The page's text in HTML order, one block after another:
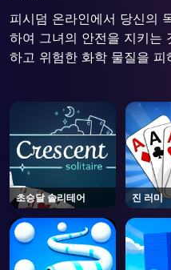
피시덤 온라인에서 당신의
하여 그녀의 안전을 지키는
하고 위험한 화학 물질을 피
초승달 솔리테어 진 러미